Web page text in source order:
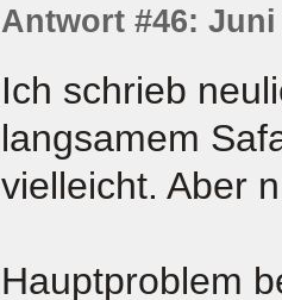
Antwort #46: Juni
Ich schrieb
langsamem
vielleicht. Aber
Hauptproblem